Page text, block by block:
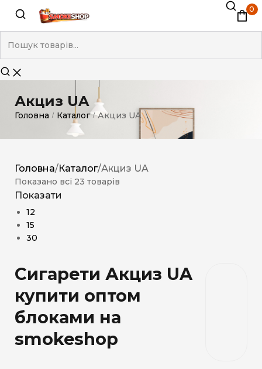
0
Акциз UA
Головна / Каталог / Акциз UA
Головна/Каталог/Акциз UA
Показано всі 23 товарів
Показати
12
15
30
Сигарети Акциз UA
купити оптом
блоками на
smokeshop